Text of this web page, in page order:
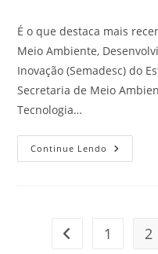
É o que destaca mais
Meio Ambiente,
Inovação (Semadesc) do
Secretaria de Meio
Tecnologia…
Continue Lendo
1 2